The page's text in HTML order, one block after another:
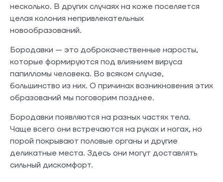
несколько. В других случаях на коже поселяется
целая колония непривлекательных
новообразований.
Бородавки — это доброкачественные наросты,
которые формируются под влиянием вируса
папилломы человека. Во всяком случае,
большинство из них. О причинах возникновения этих
образований мы поговорим позднее.
Бородавки появляются на разных частях тела.
Чаще всего они встречаются на руках и ногах, но
порой покрывают половые органы и другие
деликатные места. Здесь они могут доставлять
сильный дискомфорт.